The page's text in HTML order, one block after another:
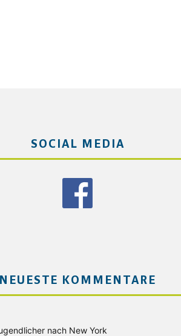
SOCIAL MEDIA
NEUESTE KOMMENTARE
nach New York